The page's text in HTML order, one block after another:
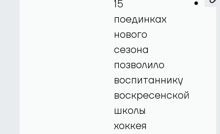
15
поединках
нового
сезона
позволило
воспитаннику
воскресенской
школы
хоккея